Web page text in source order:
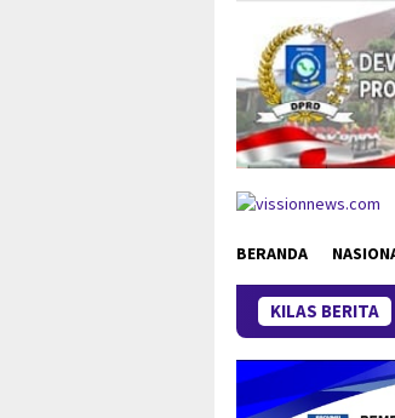
konten
BERANDA
KILAS BERITA
Harga